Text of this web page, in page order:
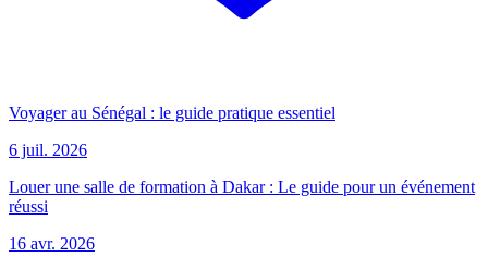
Voyager au Sénégal : le guide pratique essentiel
6 juil. 2026
Louer une salle de formation à Dakar : Le guide pour un événement
réussi
16 avr. 2026